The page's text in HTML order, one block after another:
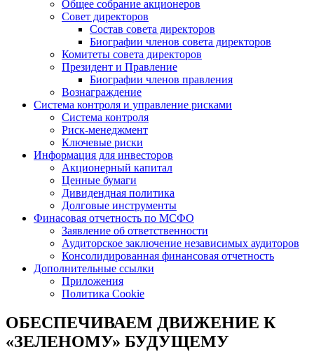
Общее собрание акционеров
Совет директоров
Состав совета директоров
Биографии членов совета директоров
Комитеты совета директоров
Президент и Правление
Биографии членов правления
Вознаграждение
Система контроля и управление рисками
Система контроля
Риск-менеджмент
Ключевые риски
Информация для инвесторов
Акционерный капитал
Ценные бумаги
Дивидендная политика
Долговые инструменты
Финасовая отчетность по МСФО
Заявление об ответственности
Аудиторское заключение независимых аудиторов
Консолидированная финансовая отчетность
Дополнительные ссылки
Приложения
Политика Cookie
ОБЕСПЕЧИВАЕМ ДВИЖЕНИЕ К
«ЗЕЛЕНОМУ» БУДУЩЕМУ